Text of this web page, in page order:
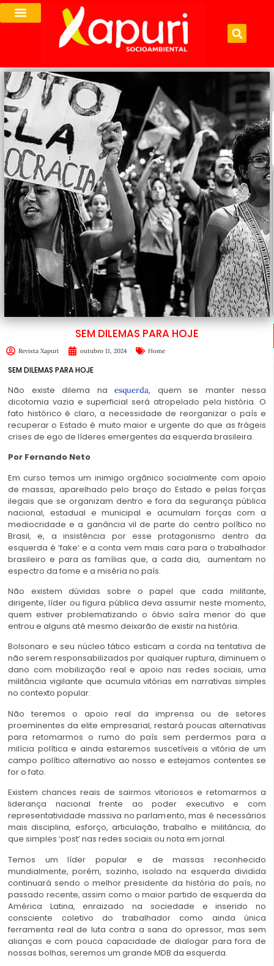
SEM DILEMAS PARA HOJE
Revista Xapuri outubro 11, 2024 Home
SEM DILEMAS PARA HOJE
Não existe dilema na esquerda, quem se manter nessa
dicotomia vazia e superficial será atropelado pela história. O
fato histórico é claro, a necessidade de reorganizar o país e
recuperar o Estado é muito maior e urgente do que as frágeis
crises de ego de líderes emergentes da esquerda brasileira.
Por Fernando Neto
Em curso temos um inimigo orgânico socialmente com apoio
de massas, aparelhado pelo braço do Estado e pelas forças
ilegais que se organizam dentro e fora da segurança pública
nacional, estadual e municipal e acumulam forças com a
mediocridade e a ganância vil de parte do centro político no
Brasil, e, a insistência por esse protagonismo dentro da
esquerda é ‘fake’ e a conta vem mais cara para o trabalhador
brasileiro e para as famílias que, a cada dia, aumentam no
espectro da fome e a miséria no país.
Não existem dúvidas sobre o papel que cada militante,
dirigente, líder ou figura pública deva assumir neste momento,
quem estiver problematizando o óbvio saíra menor do que
entrou e alguns até mesmo deixarão de existir na história.
Bolsonaro e seu núcleo tático esticam a corda na tentativa de
não serem responsabilizados por qualquer ruptura, diminuem o
dano com mobilização real e apoio nas redes sociais, uma
militância vigilante que acumula vitórias em narrativas simples
no contexto popular.
Não teremos o apoio real da imprensa ou de setores
proeminentes da elite empresarial, restará poucas alternativas
para retomarmos o rumo do país sem perdermos para a
milícia política e ainda estaremos suscetíveis a vitória de um
campo político alternativo ao nosso e estejamos contentes se
for o fato.
Existem chances reais de sairmos vitoriosos e retomarmos a
liderança nacional frente ao poder executivo e com
representatividade massiva no parlamento, mas é necessários
mais disciplina, esforço, articulação, trabalho e militância, do
que simples ‘post’ nas redes sociais ou nota em jornal.
Temos um líder popular e de massas reconhecido
mundialmente, porém, sozinho, isolado na esquerda dividida
continuará sendo o melhor presidente da história do país, no
passado recente, assim como o maior partido de esquerda da
América Latina, enraizado na sociedade e inserido no
consciente coletivo do trabalhador como ainda única
ferramenta real de luta contra a sana do opressor, mas sem
alianças e com pouca capacidade de dialogar para fora de
nossas bolhas, seremos um grande MDB da esquerda.